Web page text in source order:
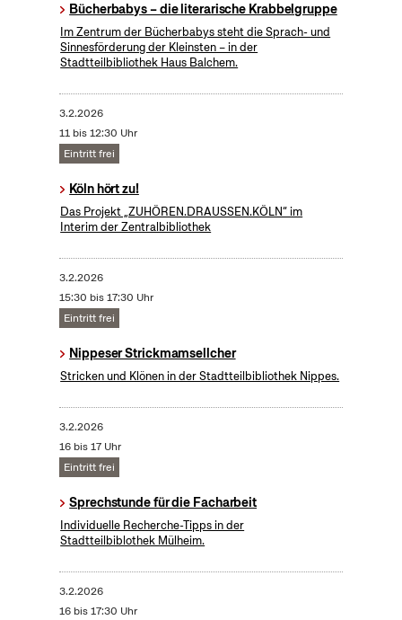
Bücherbabys – die literarische Krabbelgruppe
Im Zentrum der Bücherbabys steht die Sprach- und
Sinnesförderung der Kleinsten – in der
Stadtteilbibliothek Haus Balchem.
3.2.2026
11 bis 12:30 Uhr
Eintritt frei
Köln hört zu!
Das Projekt „ZUHÖREN.DRAUSSEN.KÖLN“ im
Interim der Zentralbibliothek
3.2.2026
15:30 bis 17:30 Uhr
Eintritt frei
Nippeser Strickmamsellcher
Stricken und Klönen in der Stadtteilbibliothek Nippes.
3.2.2026
16 bis 17 Uhr
Eintritt frei
Sprechstunde für die Facharbeit
Individuelle Recherche-Tipps in der
Stadtteilbiblothek Mülheim.
3.2.2026
16 bis 17:30 Uhr